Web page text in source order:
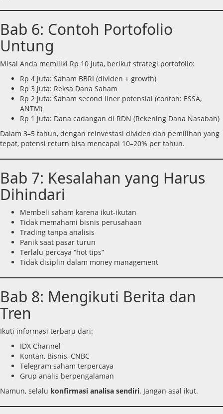
Bab 6: Contoh Portofolio
Untung
Misal Anda memiliki Rp 10 juta, berikut strategi portofolio:
Rp 4 juta: Saham BBRI (dividen + growth)
Rp 3 juta: Reksa Dana Saham
Rp 2 juta: Saham second liner potensial (contoh: ESSA,
ANTM)
Rp 1 juta: Dana cadangan di RDN (Rekening Dana Nasabah)
Dalam 3–5 tahun, dengan reinvestasi dividen dan pemilihan yang
tepat, potensi return bisa mencapai 10–20% per tahun.
Bab 7: Kesalahan yang Harus
Dihindari
Membeli saham karena ikut-ikutan
Tidak memahami bisnis perusahaan
Trading tanpa analisis
Panik saat pasar turun
Terlalu percaya “hot tips”
Tidak disiplin dalam money management
Bab 8: Mengikuti Berita dan
Tren
Ikuti informasi terbaru dari:
IDX Channel
Kontan, Bisnis, CNBC
Telegram saham terpercaya
Grup analis berpengalaman
Namun, selalu konfirmasi analisa sendiri. Jangan asal ikut.